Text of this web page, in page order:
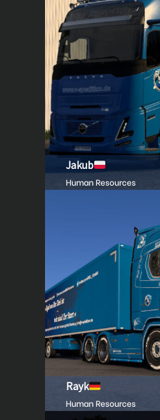
Jakub
Human Resources
Rayk
Human Resources